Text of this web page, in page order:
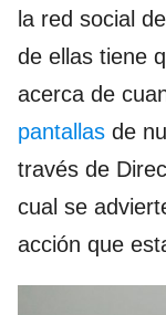
la red social
de ellas tiene
acerca de
pantallas de
través de
cual se
acción que